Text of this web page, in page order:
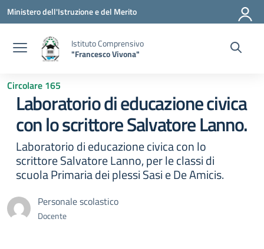
Vai ai contenuti
Vai al menu di navigazione
Vai al footer
Ministero dell'Istruzione e del Merito
Istituto Comprensivo
"Francesco Vivona"
Circolare 165
Laboratorio di educazione civica
con lo scrittore Salvatore Lanno.
Laboratorio di educazione civica con lo
scrittore Salvatore Lanno, per le classi di
scuola Primaria dei plessi Sasi e De Amicis.
Personale scolastico
Docente